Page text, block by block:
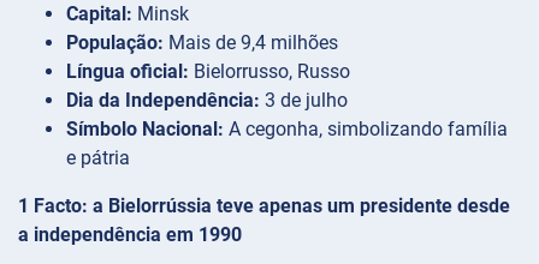
Capital: Minsk
População: Mais de 9,4 milhões
Língua oficial: Bielorrusso, Russo
Dia da Independência: 3 de julho
Símbolo Nacional: A cegonha, simbolizando família
e pátria
1 Facto: a Bielorrússia teve apenas um presidente desde
a independência em 1990